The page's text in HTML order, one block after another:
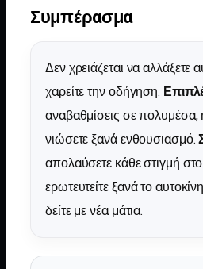
Συμπέρασμα
Δεν χρειάζεται να αλλάξετε
χαρείτε την οδήγηση.
αναβαθμίσεις σε πολυμέσα,
νιώσετε ξανά ενθουσιασμό.
απολαύσετε κάθε στιγμή
ερωτευτείτε ξανά το
δείτε με νέα μάτια.